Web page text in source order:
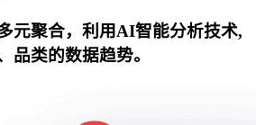
元聚合，利用AI智能分析技术,
品类的数据趋势。